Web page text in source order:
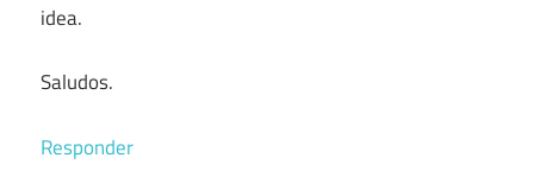
idea.
Saludos.
Responder